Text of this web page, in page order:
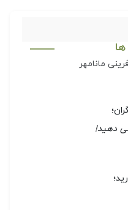
ها
مانامهر
دهید!